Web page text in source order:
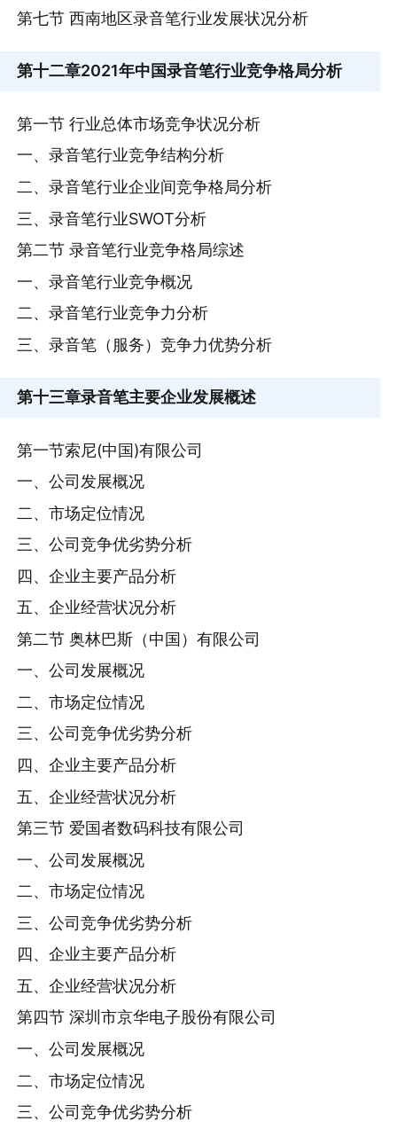
第七节 西南地区录音笔行业发展状况分析
第十二章2021年中国录音笔行业竞争格局分析
第一节 行业总体市场竞争状况分析
一、录音笔行业竞争结构分析
二、录音笔行业企业间竞争格局分析
三、录音笔行业SWOT分析
第二节 录音笔行业竞争格局综述
一、录音笔行业竞争概况
二、录音笔行业竞争力分析
三、录音笔（服务）竞争力优势分析
第十三章录音笔主要企业发展概述
第一节索尼(中国)有限公司
一、公司发展概况
二、市场定位情况
三、公司竞争优劣势分析
四、企业主要产品分析
五、企业经营状况分析
第二节 奥林巴斯（中国）有限公司
一、公司发展概况
二、市场定位情况
三、公司竞争优劣势分析
四、企业主要产品分析
五、企业经营状况分析
第三节 爱国者数码科技有限公司
一、公司发展概况
二、市场定位情况
三、公司竞争优劣势分析
四、企业主要产品分析
五、企业经营状况分析
第四节 深圳市京华电子股份有限公司
一、公司发展概况
二、市场定位情况
三、公司竞争优劣势分析